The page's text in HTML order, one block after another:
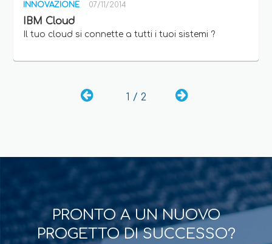
INNOVAZIONE 07/11/2014
IBM Cloud
Il tuo cloud si connette a tutti i tuoi sistemi ?
1 / 2
PRONTO A UN NUOVO
PROGETTO DI SUCCESSO?